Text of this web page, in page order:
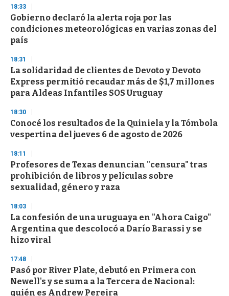
s
e
c
o
n
d
18:33
Gobierno declaró la alerta roja por las
condiciones meteorológicas en varias zonas del
país
18:31
La solidaridad de clientes de Devoto y Devoto
Express permitió recaudar más de $1,7 millones
para Aldeas Infantiles SOS Uruguay
18:30
Conocé los resultados de la Quiniela y la Tómbola
vespertina del jueves 6 de agosto de 2026
18:11
Profesores de Texas denuncian "censura" tras
prohibición de libros y películas sobre
sexualidad, género y raza
18:03
La confesión de una uruguaya en "Ahora Caigo"
Argentina que descolocó a Darío Barassi y se
hizo viral
17:48
Pasó por River Plate, debutó en Primera con
Newell's y se suma a la Tercera de Nacional:
quién es Andrew Pereira